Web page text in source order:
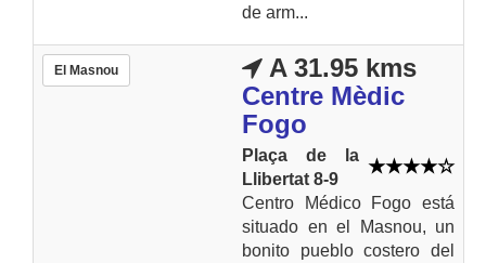
de arm...
El Masnou
A 31.95 kms
Centre Mèdic
Fogo
Plaça de la
Llibertat 8-9
Centro Médico Fogo está
situado en el Masnou, un
bonito pueblo costero del